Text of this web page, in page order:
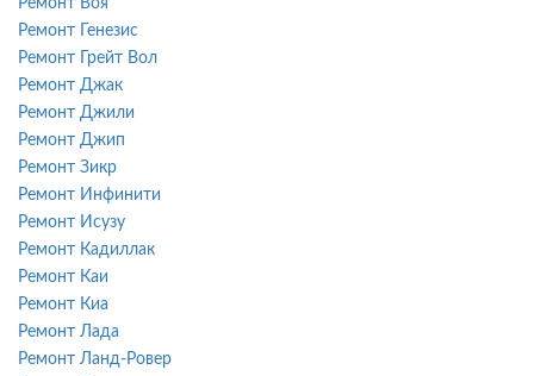
Ремонт Генезис
Ремонт Грейт Вол
Ремонт Джак
Ремонт Джили
Ремонт Джип
Ремонт Зикр
Ремонт Инфинити
Ремонт Исузу
Ремонт Кадиллак
Ремонт Каи
Ремонт Киа
Ремонт Лада
Ремонт Ланд-Ровер